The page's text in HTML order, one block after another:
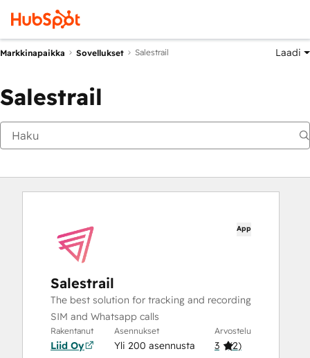
Markkinapaikka Sovellukset Salestrail Laadi
Salestrail
App
Salestrail
The best solution for tracking and recording
SIM and Whatsapp calls
Rakentanut
Liid Oy
Asennukset
Yli 200 asennusta
Arvostelu
3 (2)